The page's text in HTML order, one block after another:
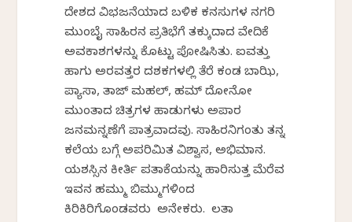
ದೇಶದ ವಿಭಜನೆಯಾದ ಬಳಿಕ ಕನಸುಗಳ ನಗರಿ
ಮುಂಬೈ ಸಾಹಿರನ ಪ್ರತಿಭೆಗೆ ತಕ್ಕುದಾದ ವೇದಿಕೆ
ಅವಕಾಶಗಳನ್ನು ಕೊಟ್ಟು ಪೋಷಿಸಿತು. ಐವತ್ತು
ಹಾಗು ಅರವತ್ತರ ದಶಕಗಳಲ್ಲಿ ತೆರೆ ಕಂಡ ಬಾಝಿ,
ಪ್ಯಾಸಾ, ತಾಜ್ ಮಹಲ್, ಹಮ್ ದೋನೋ
ಮುಂತಾದ ಚಿತ್ರಗಳ ಹಾಡುಗಳು ಅಪಾರ
ಜನಮನ್ನಣೆಗೆ ಪಾತ್ರವಾದವು. ಸಾಹಿರನಿಗಂತು ತನ್ನ
ಕಲೆಯ ಬಗ್ಗೆ ಅಪರಿಮಿತ ವಿಶ್ವಾಸ, ಅಭಿಮಾನ.
ಯಶಸ್ಸಿನ ಕೀರ್ತಿ ಪತಾಕೆಯನ್ನು ಹಾರಿಸುತ್ತ ಮೆರೆವ
ಇವನ ಹಮ್ಮು ಬಿಮ್ಮುಗಳಿಂದ
ಕಿರಿಕಿರಿಗೊಂಡವರು ಅನೇಕರು. ಲತಾ